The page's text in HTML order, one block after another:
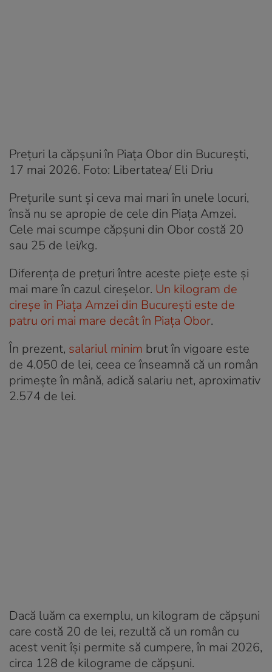
Prețuri la căpșuni în Piața Obor din București,
17 mai 2026. Foto: Libertatea/ Eli Driu
Prețurile sunt și ceva mai mari în unele locuri,
însă nu se apropie de cele din Piața Amzei.
Cele mai scumpe căpșuni din Obor costă 20
sau 25 de lei/kg.
Diferența de prețuri între aceste piețe este și
mai mare în cazul cireșelor. Un kilogram de
cireșe în Piața Amzei din București este de
patru ori mai mare decât în Piața Obor.
În prezent, salariul minim brut în vigoare este
de 4.050 de lei, ceea ce înseamnă că un român
primește în mână, adică salariu net, aproximativ
2.574 de lei.
Dacă luăm ca exemplu, un kilogram de căpșuni
care costă 20 de lei, rezultă că un român cu
acest venit își permite să cumpere, în mai 2026,
circa 128 de kilograme de căpșuni.